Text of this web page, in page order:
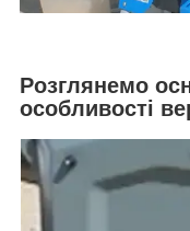
Розглянемо
особливості